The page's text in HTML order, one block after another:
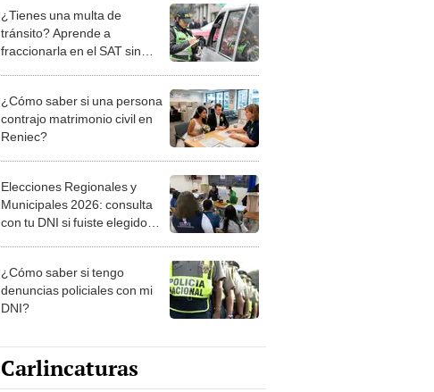
¿Tienes una multa de
tránsito? Aprende a
fraccionarla en el SAT sin
¿Cómo saber si una persona
contrajo matrimonio civil en
Reniec?
Elecciones Regionales y
Municipales 2026: consulta
con tu DNI si fuiste elegido
la ONPE
¿Cómo saber si tengo
denuncias policiales con mi
DNI?
Carlincaturas